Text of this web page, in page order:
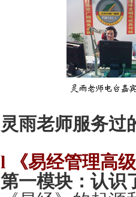
灵雨老师服务过
l
《易经管理高
第一模块：认识